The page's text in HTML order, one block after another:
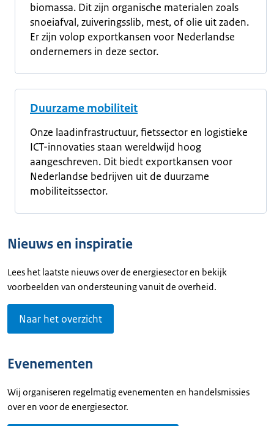
biomassa. Dit zijn organische materialen zoals
snoeiafval, zuiveringsslib, mest, of olie uit zaden.
Er zijn volop exportkansen voor Nederlandse
ondernemers in deze sector.
Duurzame mobiliteit
Onze laadinfrastructuur, fietssector en logistieke
ICT-innovaties staan wereldwijd hoog
aangeschreven. Dit biedt exportkansen voor
Nederlandse bedrijven uit de duurzame
mobiliteitssector.
Nieuws en inspiratie
Lees het laatste nieuws over de energiesector en bekijk
voorbeelden van ondersteuning vanuit de overheid.
Naar het overzicht
Evenementen
Wij organiseren regelmatig evenementen en handelsmissies
over en voor de energiesector.